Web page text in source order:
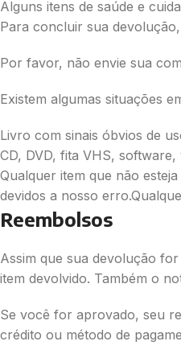
Alguns itens de saúde e
Para concluir sua
Por favor, não envie sua
Existem algumas situações
Livro com sinais óbvios de
CD, DVD, fita VHS,
Qualquer item que não
devidos a nosso
Reembolsos
Assim que sua devolução
item devolvido. Também o
Se você for aprovado, seu
crédito ou método de